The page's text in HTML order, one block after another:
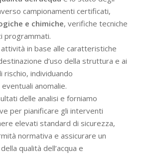
campionamenti certificati,
e chimiche, verifiche tecniche
programmati.
in base alle caratteristiche
d’uso della struttura e ai
individuando
anomalie.
delle analisi e forniamo
per pianificare gli interventi
elevati standard di sicurezza,
normativa e assicurare un
qualità dell’acqua e